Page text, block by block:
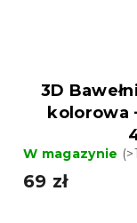
3D
kolorowa
W magazynie
69 zł